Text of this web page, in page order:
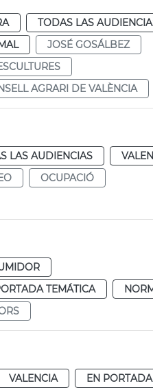
TODAS LAS
JOSÉ GOSÁLBEZ
AGRARI DE VALÈNCIA
LAS AUDIENCIAS
OCUPACIÓ
TEMÁTICA
VALENCIA
EN PORTADA